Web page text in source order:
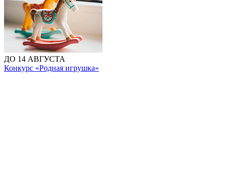
ДО 14 АВГУСТА
Конкурс «Родная игрушка»